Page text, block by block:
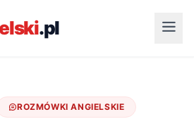
.pl
ROZMÓWKI ANGIELSKIE